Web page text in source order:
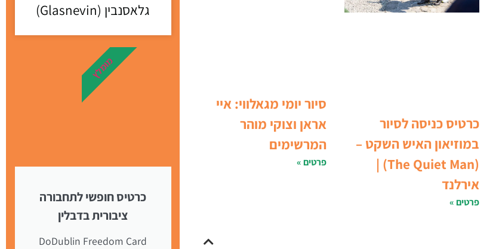
כרטיס כניסה לסיור
במוזיאון האיש השקט –
(The Quiet Man) |
אירלנד
פרטים »
סיור יומי מגאלווי: איי
אראן וצוקי מוהר
המרשימים
פרטים »
גלאסנבין (Glasnevin)
כרטיס חופשי לתחבורה
ציבורית בדבלין
DoDublin Freedom Card
מומלץ